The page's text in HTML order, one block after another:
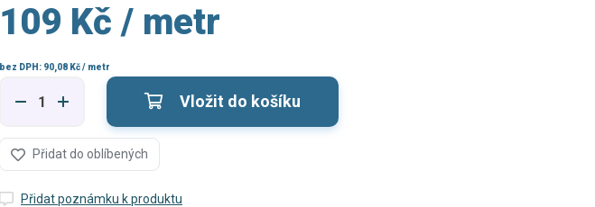
109 Kč / metr
bez DPH: 90,08 Kč/ metr
Vložit do košíku
Přidat do oblíbených
Přidat poznámku k produktu